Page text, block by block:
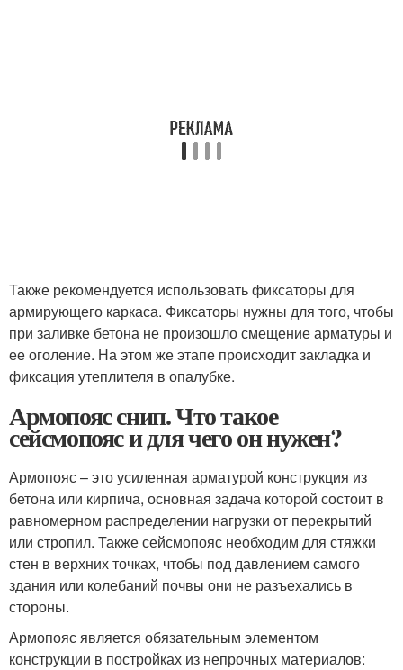
Также рекомендуется использовать фиксаторы для
армирующего каркаса. Фиксаторы нужны для того, чтобы
при заливке бетона не произошло смещение арматуры и
ее оголение. На этом же этапе происходит закладка и
фиксация утеплителя в опалубке.
Армопояс снип. Что такое
сейсмопояс и для чего он нужен?
Армопояс – это усиленная арматурой конструкция из
бетона или кирпича, основная задача которой состоит в
равномерном распределении нагрузки от перекрытий
или стропил. Также сейсмопояс необходим для стяжки
стен в верхних точках, чтобы под давлением самого
здания или колебаний почвы они не разъехались в
стороны.
Армопояс является обязательным элементом
конструкции в постройках из непрочных материалов: